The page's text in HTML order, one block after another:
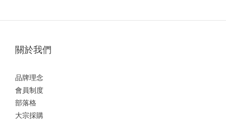
關於我們
品牌理念
會員制度
部落格
大宗採購